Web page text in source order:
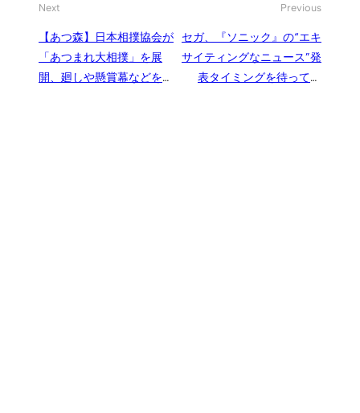
Next
【あつ森】日本相撲協会が
「あつまれ大相撲」を展
開、廻しや懸賞幕などをマ
Previous
セガ、『ソニック』の“エキ
サイティングなニュース”発
表タイミングを待ってい